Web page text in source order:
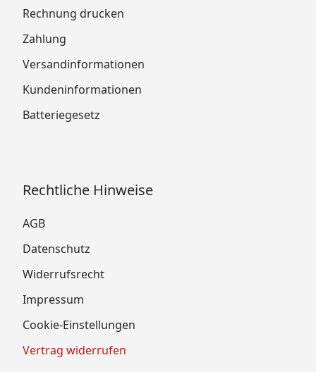
Rechnung drucken
Zahlung
Versandinformationen
Kundeninformationen
Batteriegesetz
Rechtliche Hinweise
AGB
Datenschutz
Widerrufsrecht
Impressum
Cookie-Einstellungen
Vertrag widerrufen